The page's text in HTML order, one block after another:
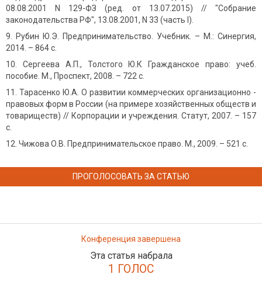
08.08.2001 N 129-ФЗ (ред. от 13.07.2015) // "Собрание
законодательства РФ", 13.08.2001, N 33 (часть I).
Рубин Ю.Э. Предпринимательство. Учебник. – М.: Синергия,
2014. – 864 с.
Сергеева А.П., Толстого Ю.К Гражданское право: учеб.
пособие. М., Проспект, 2008. – 722 с.
Тарасенко Ю.А. О развитии коммерческих организационно -
правовых форм в России (на примере хозяйственных обществ и
товариществ) // Корпорации и учреждения. Статут, 2007. – 157
с.
Чижова О.В. Предпринимательское право. М., 2009. – 521 с.
ПРОГОЛОСОВАТЬ ЗА СТАТЬЮ
Конференция завершена
Эта статья набрала
1 ГОЛОС